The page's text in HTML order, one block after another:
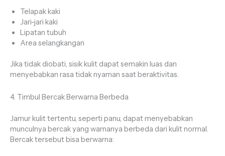
Telapak kaki
Jari-jari kaki
Lipatan tubuh
Area selangkangan
Jika tidak diobati, sisik kulit dapat semakin luas dan
menyebabkan rasa tidak nyaman saat beraktivitas.
4. Timbul Bercak Berwarna Berbeda
Jamur kulit tertentu, seperti panu, dapat menyebabkan
munculnya bercak yang warnanya berbeda dari kulit normal.
Bercak tersebut bisa berwarna: